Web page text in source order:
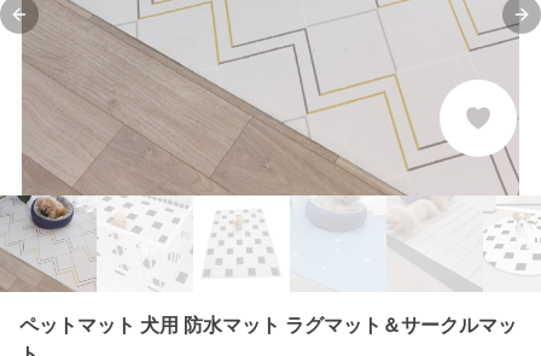
Previous slide
ペットマット 犬用 防水マット ラグマット＆サークルマッ